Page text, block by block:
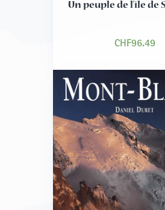
Un peuple de l’île de
CHF96.49